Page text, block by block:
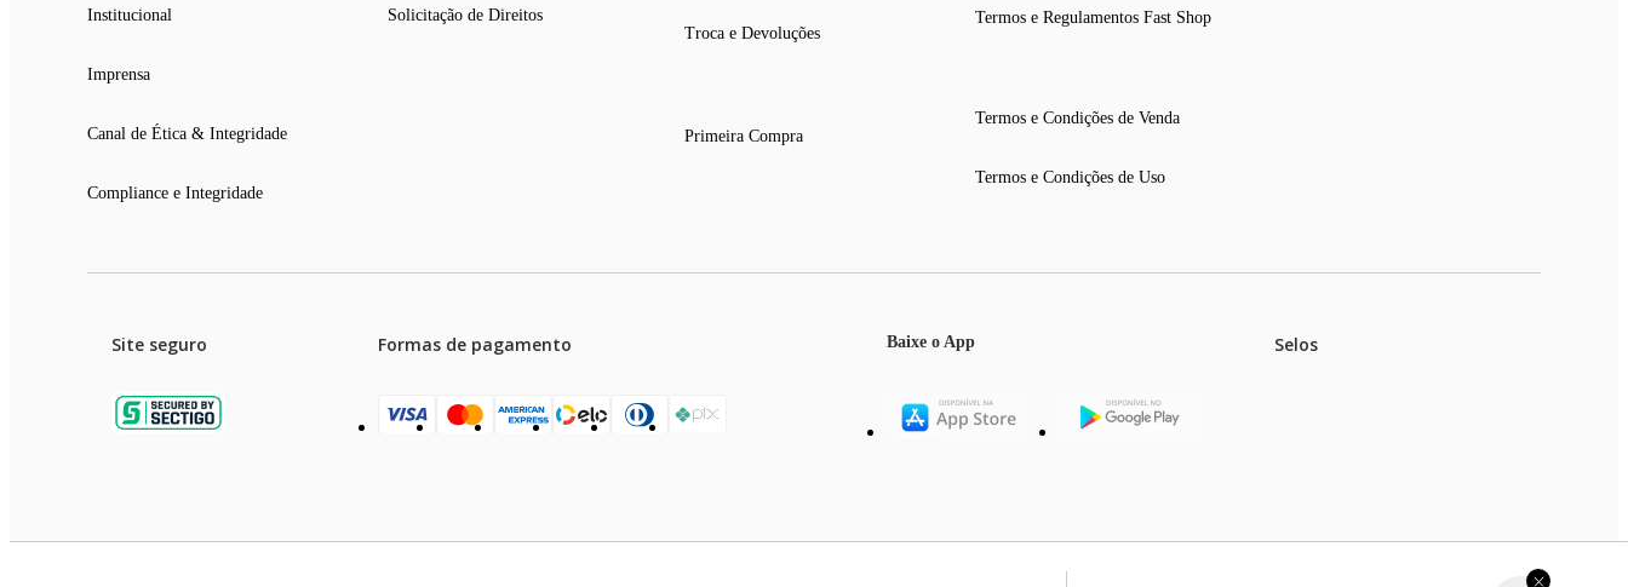
Institucional
Imprensa
Canal de Ética & Integridade
Compliance e Integridade
Solicitação de Direitos
Troca e Devoluções
Primeira Compra
Termos e Regulamentos Fast Shop
Termos e Condições de Venda
Termos e Condições de Uso
Site seguro Formas de pagamento Baixe o App Selos